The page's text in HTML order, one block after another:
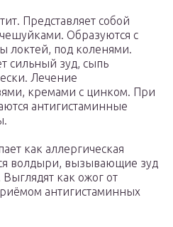
Представляет собой
Образуются с
локтей, под коленями.
сильный зуд, сыпь
Лечение
кремами с цинком. При
антигистаминные
как аллергическая
волдыри, вызывающие зуд
Выглядят как ожог от
антигистаминных